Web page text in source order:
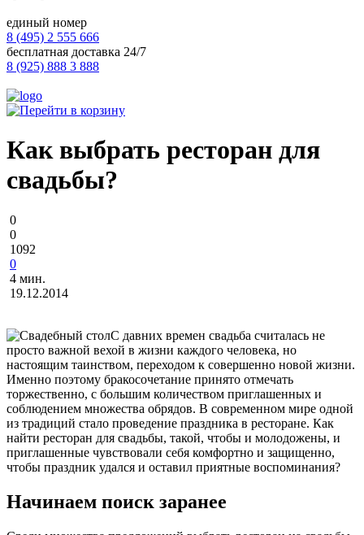
единый номер
8 (495) 2 555 666
бесплатная доставка 24/7
8 (925) 888 3 888
Как выбрать ресторан для
свадьбы?
0
0
1092
0
4 мин.
19.12.2014
С давних времен свадьба считалась не
просто важной вехой в жизни каждого человека, но
настоящим таинством, переходом к совершенно новой жизни.
Именно поэтому бракосочетание принято отмечать
торжественно, с большим количеством приглашенных и
соблюдением множества обрядов. В современном мире одной
из традиций стало проведение праздника в ресторане. Как
найти ресторан для свадьбы, такой, чтобы и молодожены, и
приглашенные чувствовали себя комфортно и защищенно,
чтобы праздник удался и оставил приятные воспоминания?
Начинаем поиск заранее